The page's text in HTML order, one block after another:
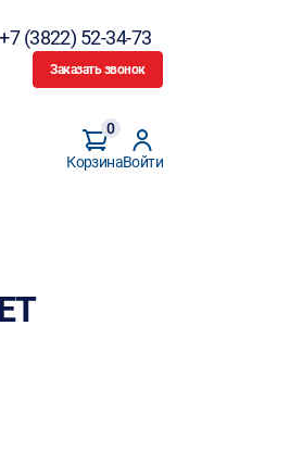
+7 (3822) 52-34-73
Заказать звонок
Корзина
0
Войти